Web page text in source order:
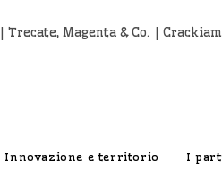
| Trecate, Magenta & Co. |
Innovazione e territorio I